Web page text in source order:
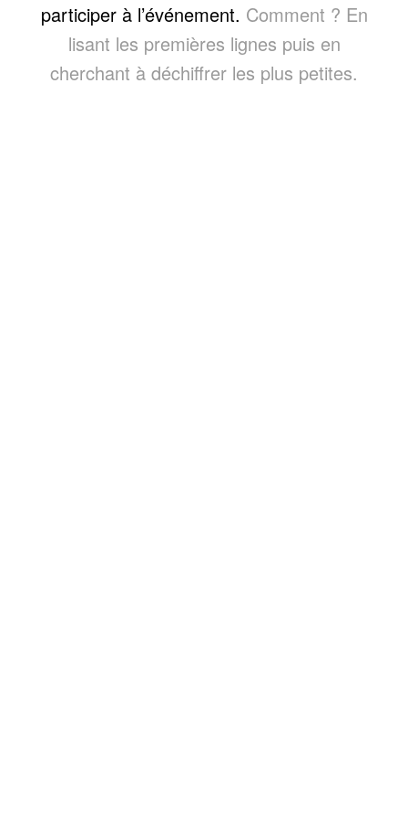
participer à l’événement. Comment ? En
lisant les premières lignes puis en
cherchant à déchiffrer les plus petites.